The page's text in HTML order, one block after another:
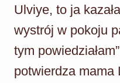
Ulviye, to ja
wystrój w pokoju
tym
potwierdza mama